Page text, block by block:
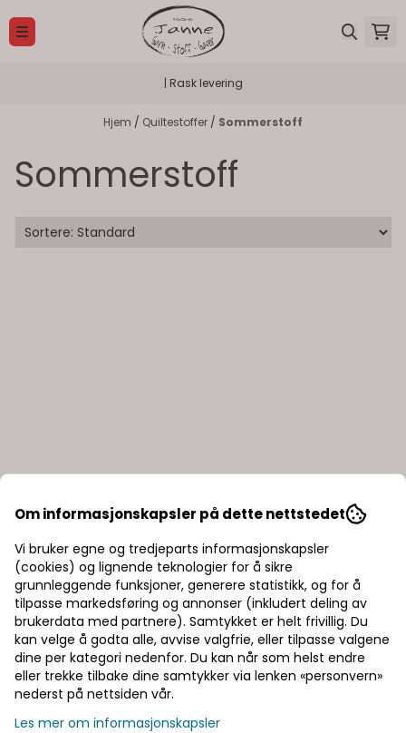
Hopp til innhold
| Rask levering
Hjem / Quiltestoffer / Sommerstoff
Sommerstoff
Om informasjonskapsler på dette nettstedet
Vi bruker egne og tredjeparts informasjonskapsler
(cookies) og lignende teknologier for å sikre
grunnleggende funksjoner, generere statistikk, og for å
tilpasse markedsføring og annonser (inkludert deling av
brukerdata med partnere). Samtykket er helt frivillig. Du
kan velge å godta alle, avvise valgfrie, eller tilpasse valgene
dine per kategori nedenfor. Du kan når som helst endre
eller trekke tilbake dine samtykker via lenken «personvern»
nederst på nettsiden vår.
Les mer om informasjonskapsler